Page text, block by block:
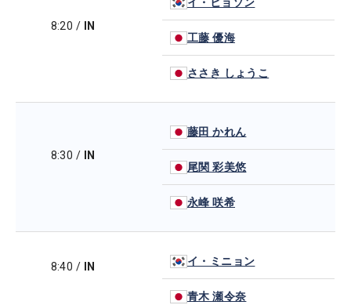
8:20 / IN
工藤 優海
ささき しょうこ
8:30 / IN
藤田 かれん
尾関 彩美悠
永峰 咲希
8:40 / IN イ・ミニョン
青木 瀬令奈